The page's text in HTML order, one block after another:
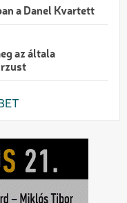
a Danel Kvartett
az általa